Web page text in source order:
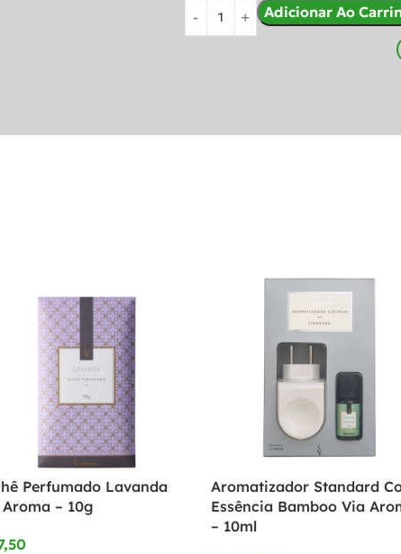
Adicionar Ao
Perfumado Lavanda
– 10g
Aromatizador Standard
Essência Bamboo Via
– 10ml